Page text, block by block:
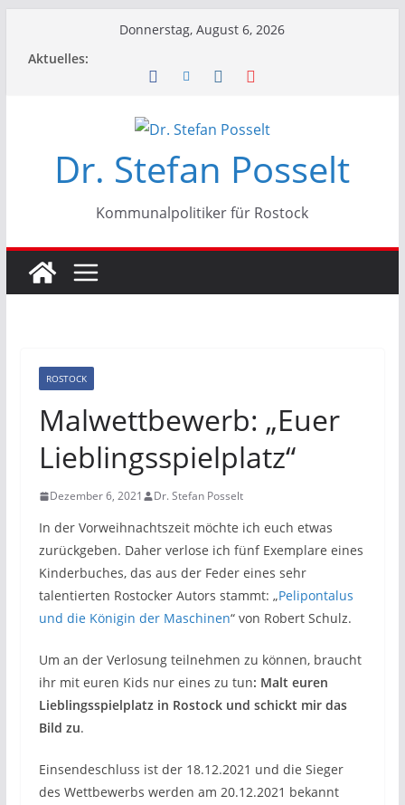
Donnerstag, August 6, 2026
Aktuelles:
Dr. Stefan Posselt
Kommunalpolitiker für Rostock
ROSTOCK
Malwettbewerb: „Euer
Lieblingsspielplatz“
Dezember 6, 2021 Dr. Stefan Posselt
In der Vorweihnachtszeit möchte ich euch etwas
zurückgeben. Daher verlose ich fünf Exemplare eines
Kinderbuches, das aus der Feder eines sehr
talentierten Rostocker Autors stammt: „Pelipontalus
und die Königin der Maschinen“ von Robert Schulz.
Um an der Verlosung teilnehmen zu können, braucht
ihr mit euren Kids nur eines zu tun: Malt euren
Lieblingsspielplatz in Rostock und schickt mir das
Bild zu.
Einsendeschluss ist der 18.12.2021 und die Sieger
des Wettbewerbs werden am 20.12.2021 bekannt